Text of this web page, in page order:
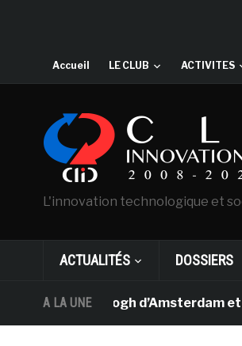
Accueil LE CLUB ACTIVITES
L'innovation technologique et
ACTUALITÉS DOSSIERS
A LA UNE
Van Gogh d’Amsterdam et DHL